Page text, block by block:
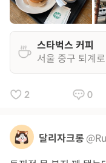
스타벅스 커피
서울 중구 퇴계
2 0
달리자크롱